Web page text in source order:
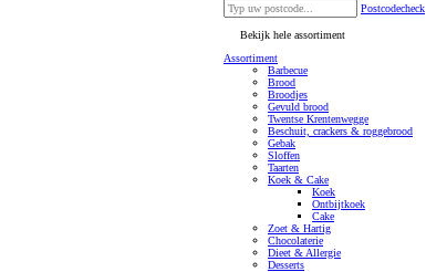
Postcodecheck
Bekijk hele assortiment
Assortiment
Barbecue
Brood
Broodjes
Gevuld brood
Twentse Krentenwegge
Beschuit, crackers & roggebrood
Gebak
Sloffen
Taarten
Koek & Cake
Koek
Ontbijtkoek
Cake
Zoet & Hartig
Chocolaterie
Dieet & Allergie
Desserts